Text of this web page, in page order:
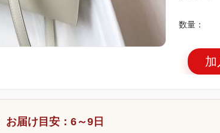
数量：
加
お届け目安：6～9日